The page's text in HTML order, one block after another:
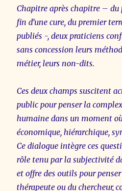
Chapitre après chapitre –
fin d’une cure, du premier
publiés -, deux praticiens
sans concession leurs
métier, leurs non-dits.
Ces deux champs suscitent
public pour penser la
humaine dans un moment
économique, hiérarchique,
Ce dialogue intègre ces
rôle tenu par la subjectivité
et offre des outils pour
thérapeute ou du chercheur,